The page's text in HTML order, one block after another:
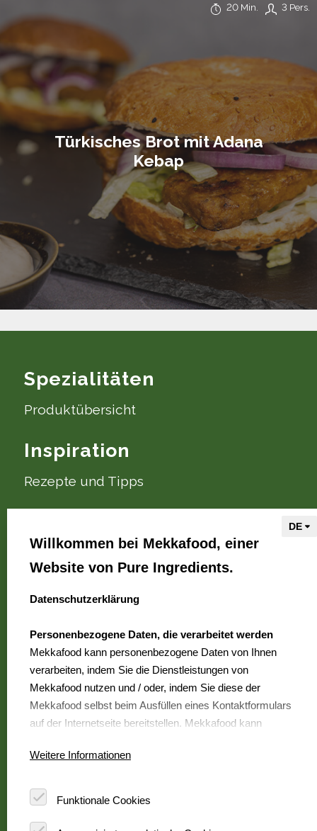
Türkisches Brot mit Adana
Kebap
20 Min. 3 Pers.
Spezialitäten
Produktübersicht
Inspiration
Rezepte und Tipps
Wir sind Mekkafood
Wo erhältlich?
Kontakt
Karriere
Mekkafood
ist eine Marke von
Pure Ingredients
Foodservice-Website
Willkommen bei Mekkafood, einer
Website von Pure Ingredients.
select language
Datenschutzerklärung
Personenbezogene Daten, die verarbeitet werden
Mekkafood kann personenbezogene Daten von Ihnen
verarbeiten, indem Sie die Dienstleistungen von
Mekkafood nutzen und / oder, indem Sie diese der
Mekkafood selbst beim Ausfüllen eines Kontaktformulars
auf der Internetseite bereitstellen. Mekkafood kann
Ihren Vor- und Nachnamen
Ihre Telefonnummer
Weitere Informationen
Funktionale Cookies